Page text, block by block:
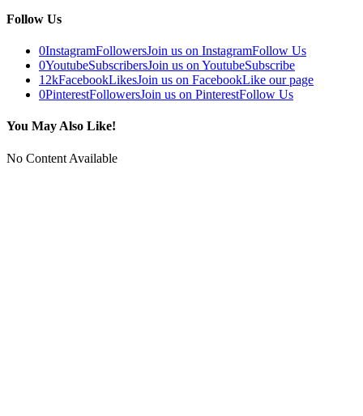
Follow Us
0InstagramFollowersJoin us on InstagramFollow Us
0YoutubeSubscribersJoin us on YoutubeSubscribe
12kFacebookLikesJoin us on FacebookLike our page
0PinterestFollowersJoin us on PinterestFollow Us
You May Also Like!
No Content Available